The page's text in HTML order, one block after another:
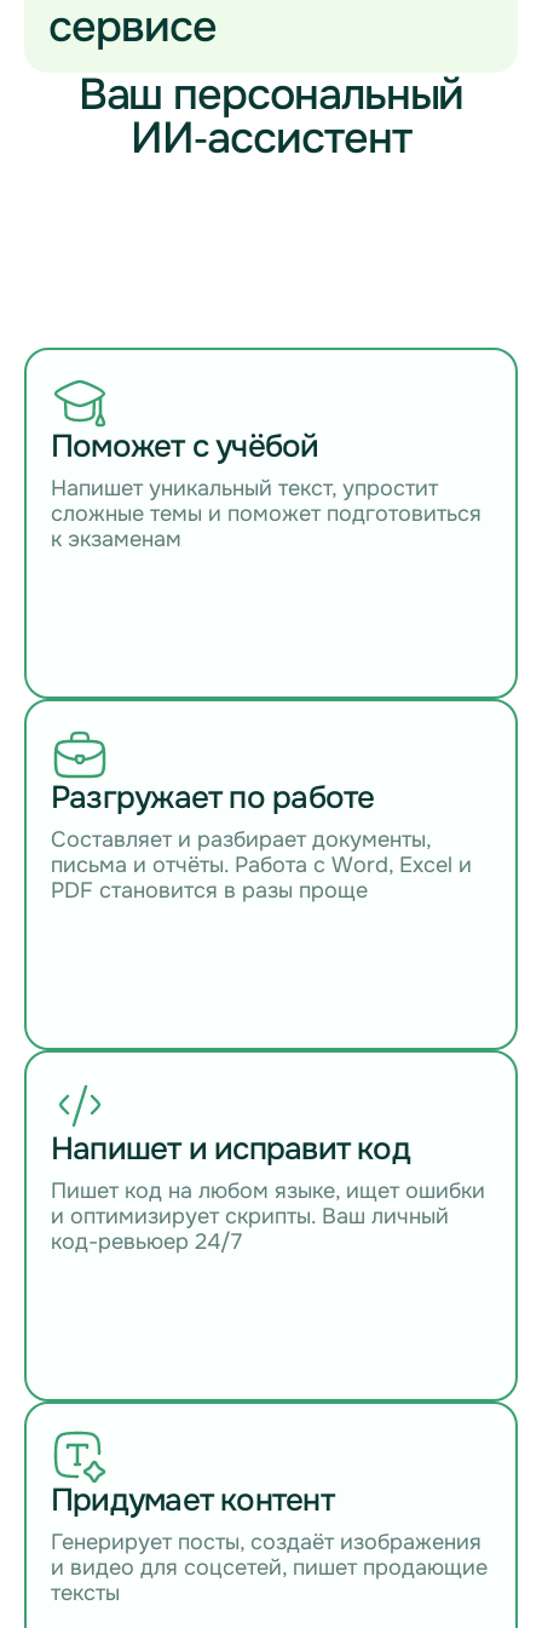
сервисе
Ваш персональный
ИИ‑ассистент
Поможет с учёбой
Напишет уникальный текст, упростит
сложные темы и поможет подготовиться
к экзаменам
Разгружает по работе
Составляет и разбирает документы,
письма и отчёты. Работа с Word, Excel и
PDF становится в разы проще
Напишет и исправит код
Пишет код на любом языке, ищет ошибки
и оптимизирует скрипты. Ваш личный
код-ревьюер 24/7
Придумает контент
Генерирует посты, создаёт изображения
и видео для соцсетей, пишет продающие
тексты